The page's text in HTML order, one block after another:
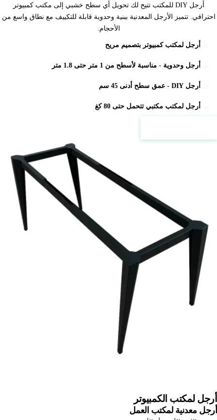
أرجل DIY للمكتب تتيح لك تحويل أي سطح خشبي إلى مكتب كمبيوتر
احترافي. تتميز الأرجل المعدنية ببنية وحدوية قابلة للتكييف مع نطاق واسع من
الأحجام.
أرجل لمكتب كمبيوتر بتصميم مريح
أرجل وحدوية - مناسبة لأسطح من 1 متر حتى 1.8 متر
أرجل DIY - عمق سطح أدنى 45 سم
أرجل لمكتب مكتبي تتحمل حتى 80 كغ
أرجل لمكتب الكمبيوتر
أرجل معدنية لمكتب العمل